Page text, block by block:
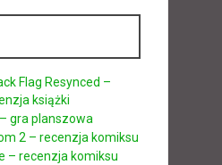
Flag Resynced –
książki
gra planszowa
2 – recenzja komiksu
– recenzja komiksu